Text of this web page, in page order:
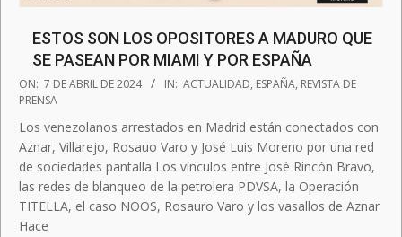
ESTOS SON LOS OPOSITORES A MADURO QUE
SE PASEAN POR MIAMI Y POR ESPAÑA
2024-
04-
07
ON: 7 DE ABRIL DE 2024 IN: ACTUALIDAD, ESPAÑA, REVISTA DE
PRENSA
Los venezolanos arrestados en Madrid están conectados con
Aznar, Villarejo, Rosauo Varo y José Luis Moreno por una red
de sociedades pantalla Los vínculos entre José Rincón Bravo,
las redes de blanqueo de la petrolera PDVSA, la Operación
TITELLA, el caso NOOS, Rosauro Varo y los vasallos de Aznar
Hace